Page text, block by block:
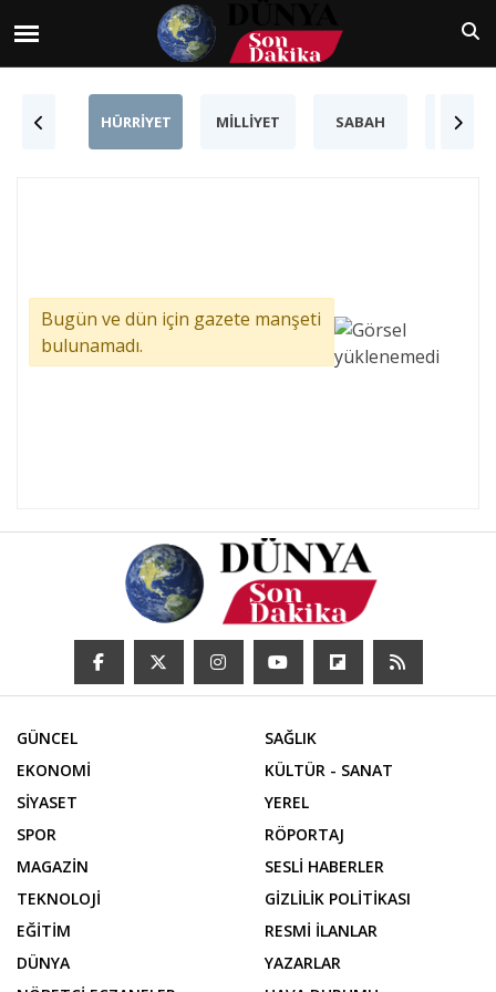
HÜRRİYET MİLLİYET SABAH
Bugün ve dün için gazete manşeti
bulunamadı.
GÜNCEL
EKONOMİ
SİYASET
SPOR
MAGAZİN
TEKNOLOJİ
EĞİTİM
DÜNYA
SAĞLIK
KÜLTÜR - SANAT
YEREL
RÖPORTAJ
SESLİ HABERLER
GİZLİLİK POLİTİKASI
RESMİ İLANLAR
YAZARLAR